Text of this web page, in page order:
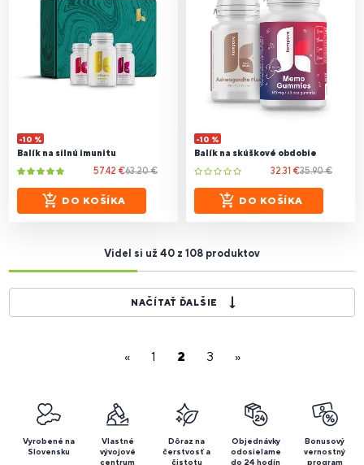
-10 %
Balík na silnú imunitu
63.20 €
57.42 €
DO KOŠÍKA
-10 %
Balík na skúškové obdobie
35.90 €
32.31 €
DO KOŠÍKA
Videl si už 40 z 108 produktov
NAČÍTAŤ ĎALŠIE
« 1 2 3 »
Vyrobené na
Slovensku
Vlastné
vývojové
centrum
Dôraz na
čerstvosť a
čistotu
Objednávky
odosielame
do 24 hodín
Bonusový
vernostný
program